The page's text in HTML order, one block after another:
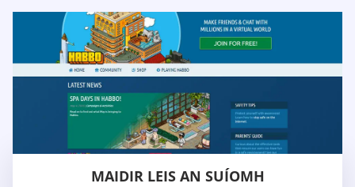
MAIDIR LEIS AN SUÍOMH